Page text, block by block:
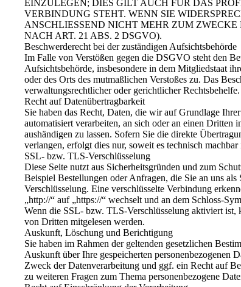
EINZULEGEN; DIES GILT AUCH FÜR DAS
VERBINDUNG STEHT. WENN SIE
ANSCHLIESSEND NICHT MEHR ZUM
NACH ART. 21 ABS. 2 DSGVO).
Beschwerderecht bei der zuständigen Aufsichtsbehörde
Im Falle von Verstößen gegen die DSGVO steht den
Aufsichtsbehörde, insbesondere in dem Mitgliedstaat
oder des Orts des mutmaßlichen Verstoßes zu. Das
verwaltungsrechtlicher oder gerichtlicher Rechtsbehelfe.
Recht auf Datenübertragbarkeit
Sie haben das Recht, Daten, die wir auf Grundlage
automatisiert verarbeiten, an sich oder an einen Dritten
aushändigen zu lassen. Sofern Sie die direkte
verlangen, erfolgt dies nur, soweit es technisch machbar
SSL- bzw. TLS-Verschlüsselung
Diese Seite nutzt aus Sicherheitsgründen und zum
Beispiel Bestellungen oder Anfragen, die Sie an uns
Verschlüsselung. Eine verschlüsselte Verbindung
„http://“ auf „https://“ wechselt und an dem Schloss-
Wenn die SSL- bzw. TLS-Verschlüsselung aktiviert
von Dritten mitgelesen werden.
Auskunft, Löschung und Berichtigung
Sie haben im Rahmen der geltenden gesetzlichen
Auskunft über Ihre gespeicherten personenbezogenen
Zweck der Datenverarbeitung und ggf. ein Recht auf
zu weiteren Fragen zum Thema personenbezogene